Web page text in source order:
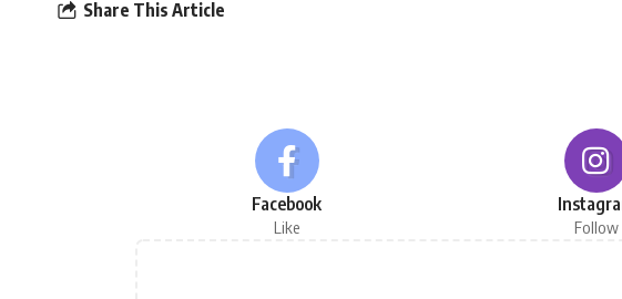
Share This Article
Facebook
Like Follow